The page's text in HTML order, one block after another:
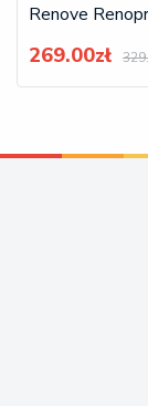
Renove
269.00zł